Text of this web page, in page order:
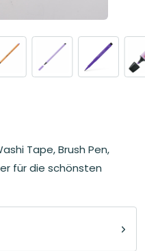
Tape, Brush Pen,
für die schönsten